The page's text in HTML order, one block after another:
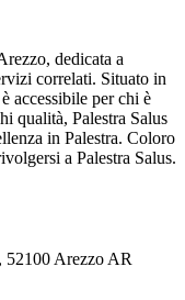
dedicata a
correlati. Situato in
accessibile per chi è
qualità, Palestra Salus
in Palestra. Coloro
a Palestra Salus.
52100 Arezzo AR